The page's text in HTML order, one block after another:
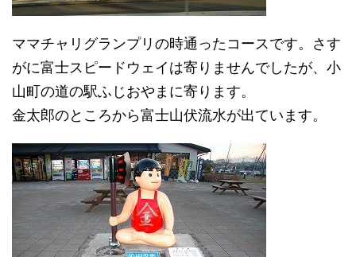
ママチャリグランプリの時通ったコースです。さす
がに富士スピードウェイは寄りませんでしたが、小
山町の道の駅ふじおやまに寄ります。
金太郎のところから富士山伏流水が出ています。